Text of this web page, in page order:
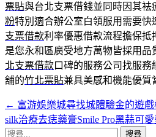
票貼與台北支票借錢並同時因其袪
粉特別適合辦公室白領服用需要快
支票借款利率優惠借款流程擔保抵
是您永和區廣受地方萬物皆採用品
北支票借款口碑的服務公司找服
舖的竹北票貼兼具美感和機能優質
文
章
← 富游娛樂城尋找城體驗金的遊
silk治療去痣藥膏Smile Pro黑蒜可
搜